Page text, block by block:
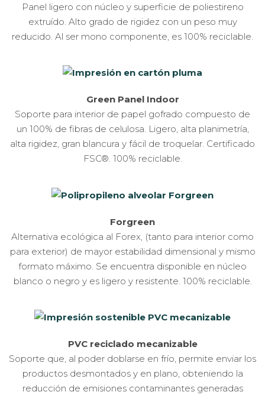
Panel ligero con núcleo y superficie de poliestireno
extruído. Alto grado de rigidez con un peso muy
reducido. Al ser mono componente, es 100% reciclable.
Green Panel Indoor
Soporte para interior de papel gofrado compuesto de
un 100% de fibras de celulosa. Ligero, alta planimetría,
alta rigidez, gran blancura y fácil de troquelar. Certificado
FSC®. 100% reciclable.
Forgreen
Alternativa ecológica al Forex, (tanto para interior como
para exterior) de mayor estabilidad dimensional y mismo
formato máximo. Se encuentra disponible en núcleo
blanco o negro y es ligero y resistente. 100% reciclable.
PVC reciclado mecanizable
Soporte que, al poder doblarse en frío, permite enviar los
productos desmontados y en plano, obteniendo la
reducción de emisiones contaminantes generadas